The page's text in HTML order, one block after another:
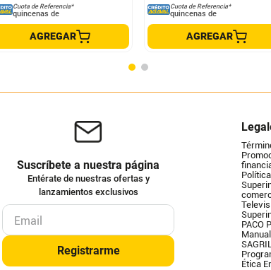
Cuota de Referencia*
quincenas de
AGREGAR
Cuota de Referencia*
quincenas de
AGREGAR
Suscríbete a nuestra página
Entérate de nuestras ofertas y
lanzamientos exclusivos
Registrarme
PACO
Ética